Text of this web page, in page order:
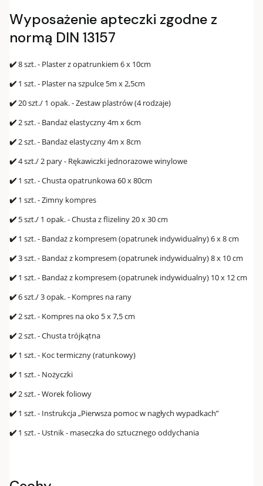
Wyposażenie apteczki zgodne z
normą DIN 13157
✔️8 szt. - Plaster z opatrunkiem 6 x 10cm
✔️ 1 szt. - Plaster na szpulce 5m x 2,5cm
✔️20 szt./ 1 opak. - Zestaw plastrów (4 rodzaje)
✔️2 szt. - Bandaż elastyczny 4m x 6cm
✔️2 szt. - Bandaż elastyczny 4m x 8cm
✔️4 szt./ 2 pary - Rękawiczki jednorazowe winylowe
✔️ 1 szt. - Chusta opatrunkowa 60 x 80cm
✔️ 1 szt. - Zimny kompres
✔️ 5 szt./ 1 opak. - Chusta z flizeliny 20 x 30 cm
✔️ 1 szt. - Bandaż z kompresem (opatrunek indywidualny) 6 x 8 cm
✔️3 szt. - Bandaż z kompresem (opatrunek indywidualny) 8 x 10 cm
✔️ 1 szt. - Bandaż z kompresem (opatrunek indywidualny) 10 x 12 cm
✔️6 szt./ 3 opak. - Kompres na rany
✔️2 szt. - Kompres na oko 5 x 7,5 cm
✔️2 szt. - Chusta trójkątna
✔️ 1 szt. - Koc termiczny (ratunkowy)
✔️ 1 szt. - Nożyczki
✔️2 szt. - Worek foliowy
✔️ 1 szt. - Instrukcja „Pierwsza pomoc w nagłych wypadkach”
✔️ 1 szt. - Ustnik - maseczka do sztucznego oddychania